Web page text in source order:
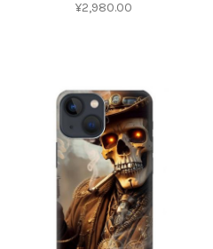
¥2,980.00